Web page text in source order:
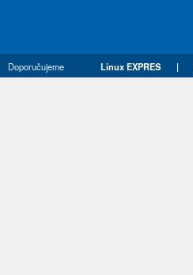
Doporučujeme Linux EXPRES |